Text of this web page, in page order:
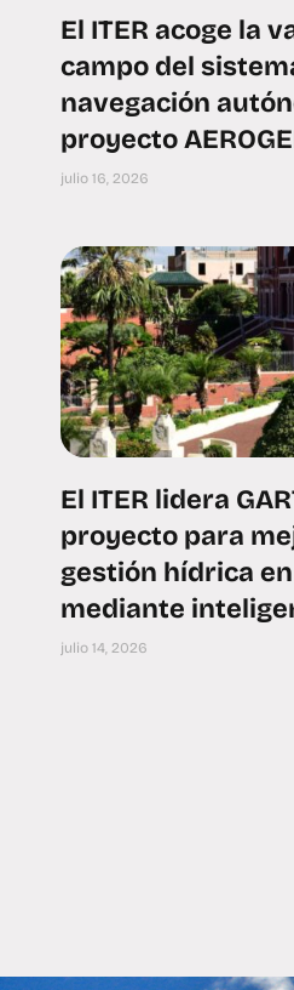
El ITER acoge la
campo del
navegación
proyecto
julio 16, 2026
El ITER lidera
proyecto para
gestión hídrica
mediante
julio 14, 2026